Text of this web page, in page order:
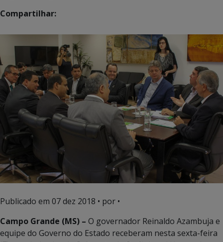
Compartilhar:
Publicado em 07 dez 2018 • por •
Campo Grande (MS) – O governador Reinaldo Azambuja e
equipe do Governo do Estado receberam nesta sexta-feira